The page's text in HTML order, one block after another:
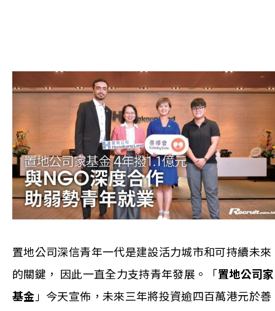
置地公司深信青年一代是建設活力城市和可持續未來
的關鍵， 因此一直全力支持青年發展。「置地公司家
基金 」今天宣佈，未來三年將投資逾四百萬港元於善